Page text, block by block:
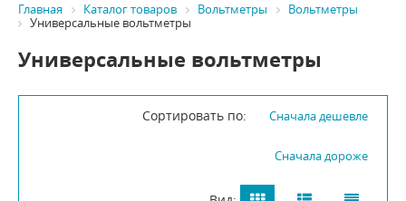
Главная Каталог товаров Вольтметры
Вольтметры
Универсальные вольтметры
Универсальные вольтметры
Сортировать по: Сначала дешевле
Сначала дороже